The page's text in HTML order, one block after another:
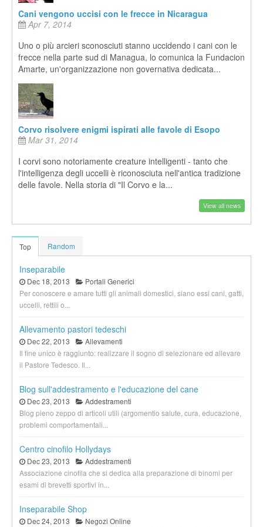
Cani vengono uccisi con le frecce in Nicaragua
Apr 7, 2014
Uno o più arcieri sconosciuti stanno uccidendo i cani con le
frecce nella parte sud di Managua, lo comunica la Fundacion
Amarte, un'organizzazione non governativa dedicata...
Corvo risolvere enigmi ispirati alle favole di Esopo
Mar 31, 2014
I corvi sono notoriamente creature intelligenti - tanto che
l'intelligenza degli uccelli è riconosciuta nell'antica tradizione
delle favole. Nella storia di "Il Corvo e la...
View all news
Top Random
Inseparabile
Dec 18, 2013
Portali Generici
Per conoscere e amare tutti gli animali domestici, siano essi cani, gatti,
uccelli, rettili o...
Allevamento pastori tedeschi
Dec 22, 2013
Allevamenti
Il fine unico è raggiunto: realizzare il sogno di selezionare ed allevare
il Pastore Tedesco. Il...
Blog sull'addestramento e l'educazione del cane
Dec 23, 2013
Addestramenti
Blog pieno zeppo di articoli utili (argomentio salute, cura, educazione,
problemi comportamentali...
Centro cinofilo Hollydays
Dec 23, 2013
Addestramenti
Associazione cinofila che si dedica alla preparazione di binomi per
esami di brevetti sportivi in...
Inseparabile Shop
Dec 24, 2013
Negozi Online